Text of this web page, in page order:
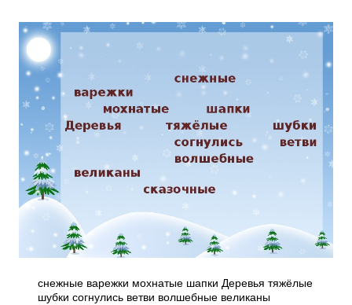
снежные варежки мохнатые шапки Деревья тяжёлые
шубки согнулись ветви волшебные великаны